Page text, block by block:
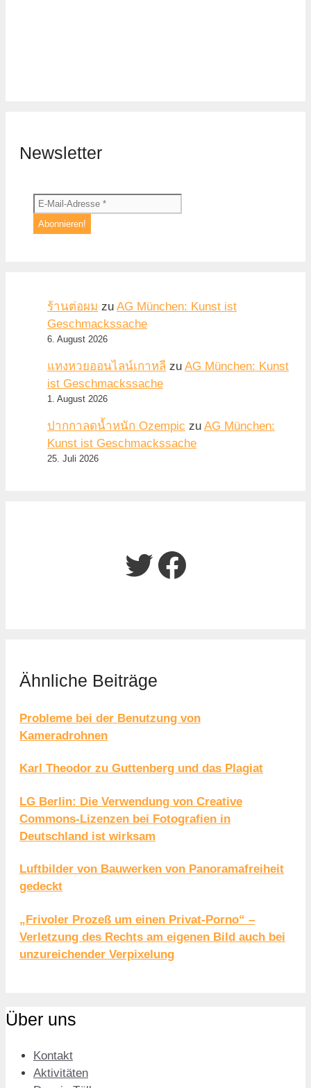
Newsletter
ร้านต่อผม zu AG München: Kunst ist
Geschmackssache
6. August 2026
แทงหวยออนไลน์เกาหลี zu AG München: Kunst
ist Geschmackssache
1. August 2026
ปากกาลดน้ำหนัก Ozempic zu AG München:
Kunst ist Geschmackssache
25. Juli 2026
Twitter
Facebook
Ähnliche Beiträge
Probleme bei der Benutzung von
Kameradrohnen
Karl Theodor zu Guttenberg und das Plagiat
LG Berlin: Die Verwendung von Creative
Commons-Lizenzen bei Fotografien in
Deutschland ist wirksam
Luftbilder von Bauwerken von Panoramafreiheit
gedeckt
„Frivoler Prozeß um einen Privat-Porno“ –
Verletzung des Rechts am eigenen Bild auch bei
unzureichender Verpixelung
Über uns
Kontakt
Aktivitäten